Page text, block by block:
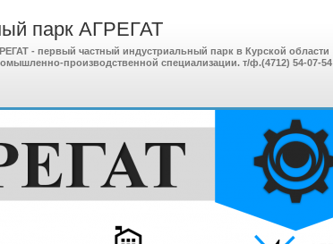
парк АГРЕГАТ
- первый частный индустриальный парк в Курской области
производственной специализации. т/ф.(4712) 54-07-54